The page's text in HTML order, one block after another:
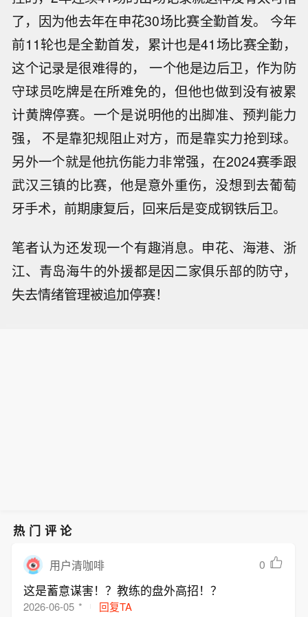
了，因为他去年在申花30场比赛全勤首发。 今年
前11轮也是全勤首发，累计也是41场比赛全勤，
这个记录是很难得的， 一个他是边后卫，作为防
守球员吃牌是在所难免的，但他也做到没有被累
计黄牌停赛。一个是说明他的出脚准、预判能力
强， 不是靠犯规阻止对方，而是靠实力抢到球。
另外一个就是他抗伤能力非常强，在2024赛季跟
武汉三镇的比赛，他是意外重伤，没想到去葡萄
牙手术，前期康复后，回来后是变成钢铁后卫。
笔者认为还发现一个有趣消息。申花、海港、浙
江、青岛海牛的外援都是因二家俱乐部的防守，
失去情绪管理被追加停赛！
热门评论
用户清咖啡 0
这是蓄意谋害！？教练的盘外高招！？
2026-06-05 * 回复TA